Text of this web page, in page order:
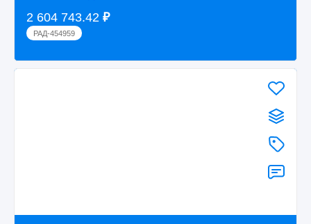
2 604 743.42 ₽
РАД-454959